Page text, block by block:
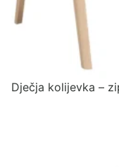
Dječja kolijevka –